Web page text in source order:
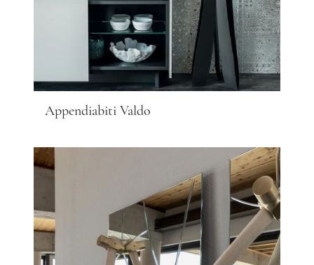
Appendiabiti Valdo